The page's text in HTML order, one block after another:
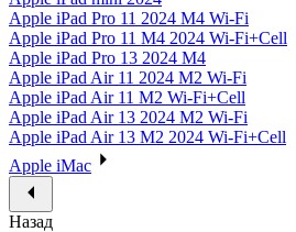
Apple iPad Pro 11 2024 M4 Wi-Fi
Apple iPad Pro 11 M4 2024 Wi-Fi+Cell
Apple iPad Pro 13 2024 M4
Apple iPad Air 11 2024 M2 Wi-Fi
Apple iPad Air 11 M2 Wi-Fi+Cell
Apple iPad Air 13 2024 M2 Wi-Fi
Apple iPad Air 13 M2 2024 Wi-Fi+Cell
Apple iMac
Назад